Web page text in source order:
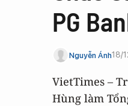
PG
Nguyễn Ánh18/
VietTimes –
Hùng làm